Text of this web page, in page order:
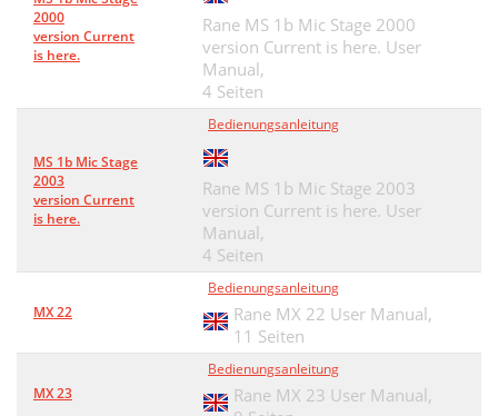
2000
version Current
is here.
Rane MS 1b Mic Stage 2000
version Current is here. User
Manual,
4 Seiten
MS 1b Mic Stage
2003
version Current
is here.
Bedienungsanleitung
Rane MS 1b Mic Stage 2003
version Current is here. User
Manual,
4 Seiten
MX 22
Bedienungsanleitung
Rane MX 22 User Manual,
11 Seiten
MX 23
Bedienungsanleitung
Rane MX 23 User Manual,